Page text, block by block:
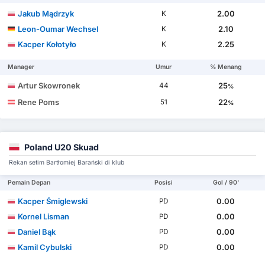
Jakub Mądrzyk K
2.00
Leon-Oumar Wechsel
K
2.10
Kacper Kołotyło
K 2.25
Manager Umur % Menang
Artur Skowronek 44 25%
Rene Poms 51 22%
Poland U20 Skuad
Rekan setim Bartłomiej Barański di klub
Pemain Depan Posisi Gol / 90'
Kacper Śmiglewski PD
0.00
Kornel Lisman
PD
0.00
Daniel Bąk
PD
0.00
Kamil Cybulski
PD 0.00